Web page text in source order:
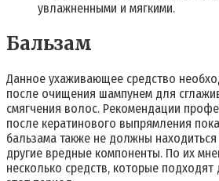
увлажненными и мягкими.
Бальзам
Данное ухаживающее средство
после очищения шампунем для
смягчения волос. Рекомендации
после кератинового выпрямления
бальзама также не должны
другие вредные компоненты. По их
несколько средств, которые